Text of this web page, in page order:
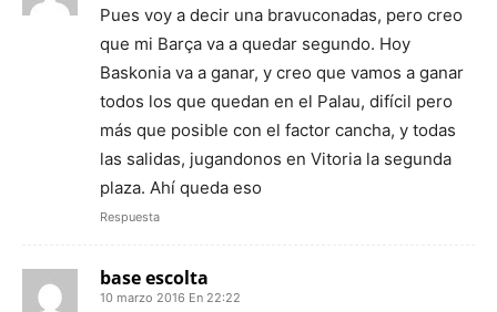
Pues voy a decir una bravuconadas, pero creo
que mi Barça va a quedar segundo. Hoy
Baskonia va a ganar, y creo que vamos a ganar
todos los que quedan en el Palau, difícil pero
más que posible con el factor cancha, y todas
las salidas, jugandonos en Vitoria la segunda
plaza. Ahí queda eso
Respuesta
base escolta
10 marzo 2016 En 22:22